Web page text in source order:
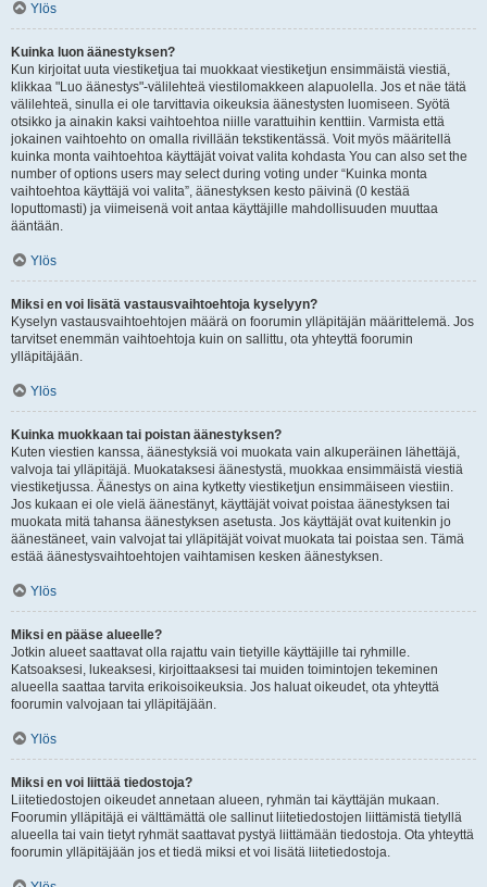
Ylös
Kuinka luon äänestyksen?
Kun kirjoitat uuta viestiketjua tai muokkaat viestiketjun ensimmäistä viestiä,
klikkaa "Luo äänestys"-välilehteä viestilomakkeen alapuolella. Jos et näe tätä
välilehteä, sinulla ei ole tarvittavia oikeuksia äänestysten luomiseen. Syötä
otsikko ja ainakin kaksi vaihtoehtoa niille varattuihin kenttiin. Varmista että
jokainen vaihtoehto on omalla rivillään tekstikentässä. Voit myös määritellä
kuinka monta vaihtoehtoa käyttäjät voivat valita kohdasta You can also set the
number of options users may select during voting under “Kuinka monta
vaihtoehtoa käyttäjä voi valita”, äänestyksen kesto päivinä (0 kestää
loputtomasti) ja viimeisenä voit antaa käyttäjille mahdollisuuden muuttaa
ääntään.
Ylös
Miksi en voi lisätä vastausvaihtoehtoja kyselyyn?
Kyselyn vastausvaihtoehtojen määrä on foorumin ylläpitäjän määrittelemä. Jos
tarvitset enemmän vaihtoehtoja kuin on sallittu, ota yhteyttä foorumin
ylläpitäjään.
Ylös
Kuinka muokkaan tai poistan äänestyksen?
Kuten viestien kanssa, äänestyksiä voi muokata vain alkuperäinen lähettäjä,
valvoja tai ylläpitäjä. Muokataksesi äänestystä, muokkaa ensimmäistä viestiä
viestiketjussa. Äänestys on aina kytketty viestiketjun ensimmäiseen viestiin.
Jos kukaan ei ole vielä äänestänyt, käyttäjät voivat poistaa äänestyksen tai
muokata mitä tahansa äänestyksen asetusta. Jos käyttäjät ovat kuitenkin jo
äänestäneet, vain valvojat tai ylläpitäjät voivat muokata tai poistaa sen. Tämä
estää äänestysvaihtoehtojen vaihtamisen kesken äänestyksen.
Ylös
Miksi en pääse alueelle?
Jotkin alueet saattavat olla rajattu vain tietyille käyttäjille tai ryhmille.
Katsoaksesi, lukeaksesi, kirjoittaaksesi tai muiden toimintojen tekeminen
alueella saattaa tarvita erikoisoikeuksia. Jos haluat oikeudet, ota yhteyttä
foorumin valvojaan tai ylläpitäjään.
Ylös
Miksi en voi liittää tiedostoja?
Liitetiedostojen oikeudet annetaan alueen, ryhmän tai käyttäjän mukaan.
Foorumin ylläpitäjä ei välttämättä ole sallinut liitetiedostojen liittämistä tietyllä
alueella tai vain tietyt ryhmät saattavat pystyä liittämään tiedostoja. Ota yhteyttä
foorumin ylläpitäjään jos et tiedä miksi et voi lisätä liitetiedostoja.